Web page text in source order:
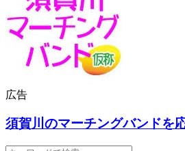
広告
須賀川のマーチングバンドを